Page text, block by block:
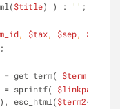
$title) ) : '' ;
, $tax, $sep,
= get_term(
$term_id
sprintf( $linkpatt
), esc_html($term2-